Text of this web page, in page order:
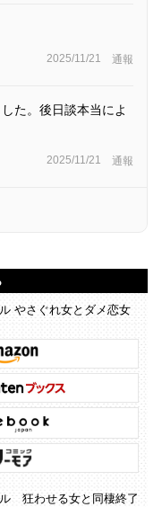
2025/11/21 通報
た。後日談本当によ
2025/11/21 通報
やさぐれ女とダメ恋女
狂わせる女と同棲終了